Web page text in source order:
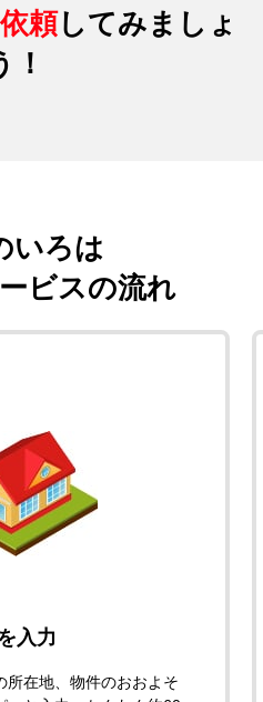
頼してみましょ
！
いろは
ビスの流れ
入力
所在地、物件のおおよそ